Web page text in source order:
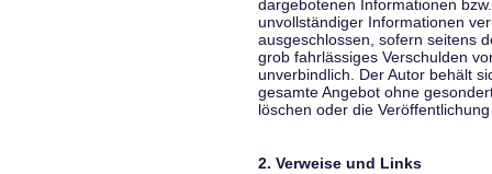
dargebotenen Informationen
unvollständiger Informationen
ausgeschlossen, sofern seitens
grob fahrlässiges Verschulden
unverbindlich. Der Autor behält
gesamte Angebot ohne
löschen oder die
2. Verweise und Links